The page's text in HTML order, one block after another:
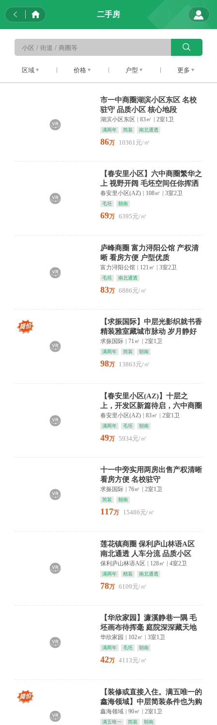
二手房
区域 价格 户型 更多
市一中商圈湖滨小区东区 名校
驻守 品质小区 核心地段
湖滨小区东区 83㎡ 2室1卫
满两年 简装 南北通透
86万 10361元/㎡
【春安里小区】六中商圈繁华之
上 视野开阔 毛坯空间任你挥洒
梦想
春安里小区(AZ) 108㎡ 3室2卫
毛坯 朝南
69万 6395元/㎡
庐峰商圈 富力浔阳公馆 产权清
晰 看房方便 户型优质
富力浔阳公馆 121㎡ 3室2卫
毛坯 南北通透
83万 6886元/㎡
【求振国际】中层光影织就书香
精装雅室藏城市脉动 岁月静好
求振国际 71㎡ 2室1卫
满两年 简装 朝南
98万 13863元/㎡
【春安里小区(AZ)】十层之
上，开发区新篇待启，六中商圈
繁华触手可及，毛坯画布任
春安里小区(AZ) | 83㎡ | 2室1卫
满两年 毛坯 朝南
49万 5934元/㎡
十一中旁实用两房出售产权清晰
看房方便 名校驻守
求振国际 76㎡ 2室1卫
简装 朝南
117万 15486元/㎡
莲花镇商圈 保利庐山林语A区
南北通透 人车分流 品质小区
保利庐山林语A区 | 128㎡ | 4室2卫
满两年 精装 南北通透
78万 6109元/㎡
【华欣家园】濂溪静巷一隅 毛
坯画布待挥毫 庭院深深藏天地
华欣家园 102㎡ 3室1卫
满两年 毛坯 朝南
42万 4113元/㎡
【装修或直接入住。满五唯一的
鑫海领域】中层简装条件也为购
房者雅居 89.6㎡满五
鑫海领域 | 90㎡ | 2室1卫
满五唯一 简装 朝南